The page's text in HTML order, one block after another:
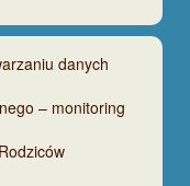
danych
– monitoring